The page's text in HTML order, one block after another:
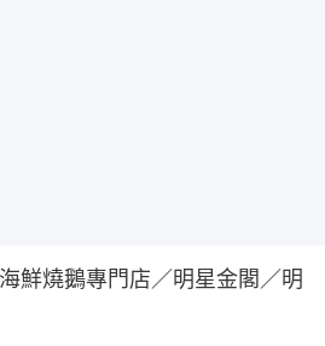
鮮燒鵝專門店／明星金閣／明